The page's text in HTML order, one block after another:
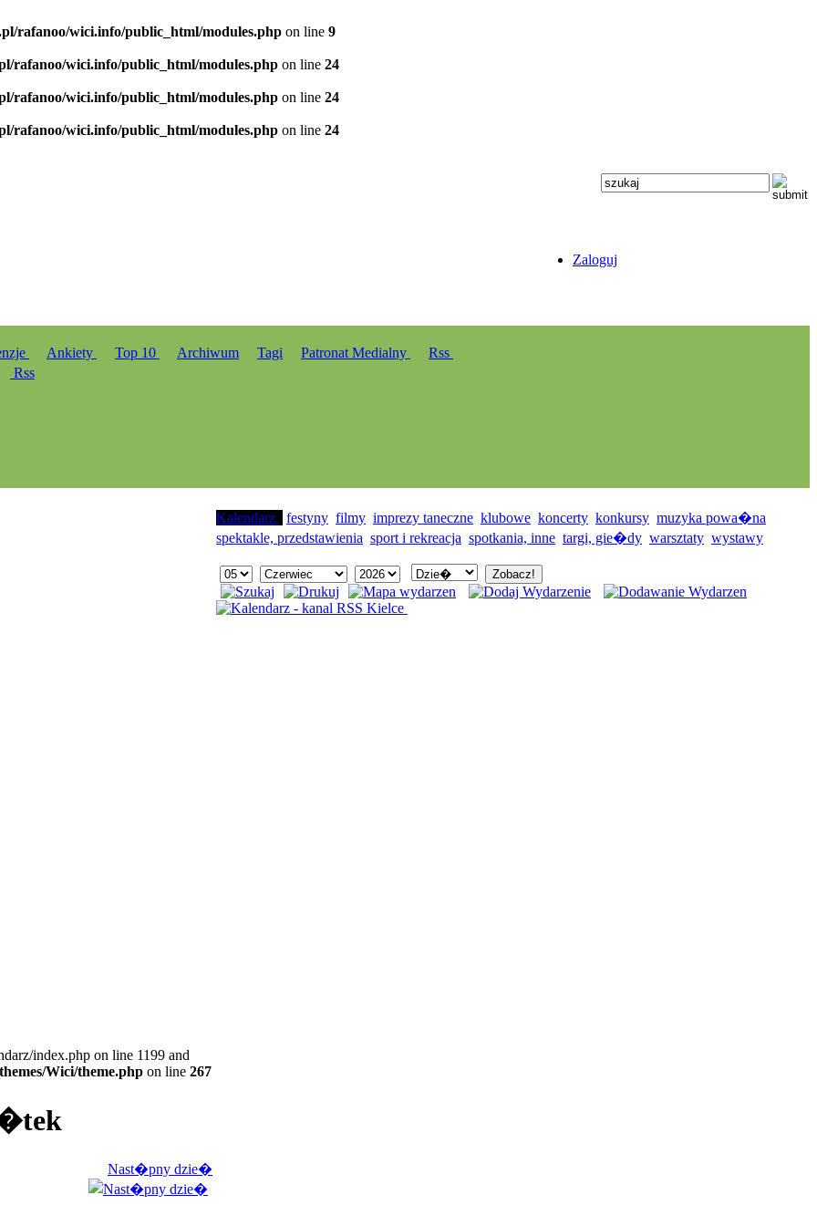
rafanoo/wici.info/public_html/modules.php on line 9
rafanoo/wici.info/public_html/modules.php on line 24
rafanoo/wici.info/public_html/modules.php on line 24
rafanoo/wici.info/public_html/modules.php on line 24
Zaloguj
Ankiety Top 10 Archiwum Tagi Patronat Medialny
Rss
Rss
index.php on line 1199 and
Wici/theme.php on line 267
Nast�pny dzie�
Kalendarz festyny filmy imprezy taneczne klubowe koncerty konkursy muzyka powa�na
spektakle, przedstawienia sport i rekreacja spotkania, inne targi, gie�dy warsztaty wystawy